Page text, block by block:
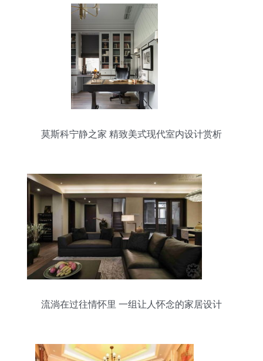
莫斯科宁静之家 精致美式现代室内设计赏析
流淌在过往情怀里 一组让人怀念的家居设计